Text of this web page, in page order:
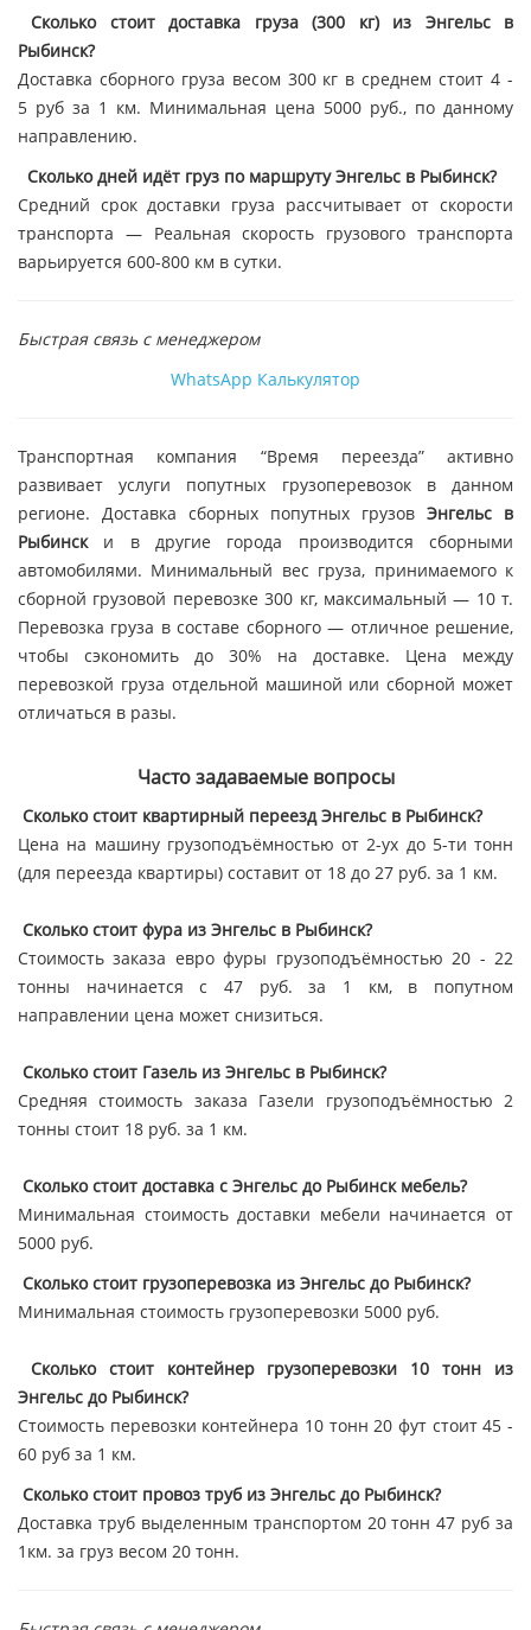
Сколько стоит доставка груза (300 кг) из Энгельс в
Рыбинск?
Доставка сборного груза весом 300 кг в среднем стоит 4 -
5 руб за 1 км. Минимальная цена 5000 руб., по данному
направлению.
Сколько дней идёт груз по маршруту Энгельс в Рыбинск?
Средний срок доставки груза рассчитывает от скорости
транспорта — Реальная скорость грузового транспорта
варьируется 600-800 км в сутки.
Быстрая связь с менеджером
WhatsApp Калькулятор
Транспортная компания “Время переезда” активно
развивает услуги попутных грузоперевозок в данном
регионе. Доставка сборных попутных грузов Энгельс в
Рыбински в другие города производится сборными
автомобилями. Минимальный вес груза, принимаемого к
сборной грузовой перевозке 300 кг, максимальный — 10 т.
Перевозка груза в составе сборного — отличное решение,
чтобы сэкономить до 30% на доставке. Цена между
перевозкой груза отдельной машиной или сборной может
отличаться в разы.
Часто задаваемые вопросы
Сколько стоит квартирный переезд Энгельс в Рыбинск?
Цена на машину грузоподъёмностью от 2-ух до 5-ти тонн
(для переезда квартиры) составит от 18 до 27 руб. за 1 км.
Сколько стоит фура из Энгельс в Рыбинск?
Стоимость заказа евро фуры грузоподъёмностью 20 - 22
тонны начинается с 47 руб. за 1 км, в попутном
направлении цена может снизиться.
Сколько стоит Газель из Энгельс в Рыбинск?
Средняя стоимость заказа Газели грузоподъёмностью 2
тонны стоит 18 руб. за 1 км.
Сколько стоит доставка с Энгельс до Рыбинск мебель?
Минимальная стоимость доставки мебели начинается от
5000 руб.
Сколько стоит грузоперевозка из Энгельс до Рыбинск?
Минимальная стоимость грузоперевозки 5000 руб.
Сколько стоит контейнер грузоперевозки 10 тонн из
Энгельс до Рыбинск?
Стоимость перевозки контейнера 10 тонн 20 фут стоит 45 -
60 руб за 1 км.
Сколько стоит провоз труб из Энгельс до Рыбинск?
Доставка труб выделенным транспортом 20 тонн 47 руб за
1км. за груз весом 20 тонн.